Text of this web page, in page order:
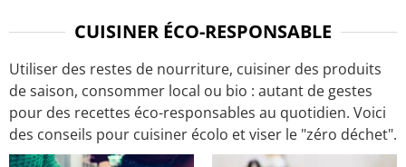
CUISINER ÉCO-RESPONSABLE
Utiliser des restes de nourriture, cuisiner des produits
de saison, consommer local ou bio : autant de gestes
pour des recettes éco-responsables au quotidien. Voici
des conseils pour cuisiner écolo et viser le "zéro déchet".